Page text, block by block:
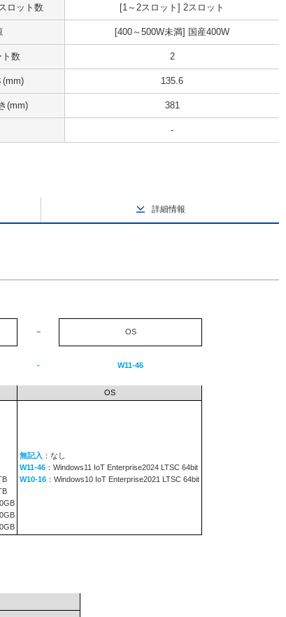
ロット数 [1～2スロット] 2スロット
[400～500W未満] 国産400W
ト数 2
(mm) 135.6
(mm) 381
-
詳細情報
− OS
- W11-46
OS
無記入 ：なし
W11-46 ：Windows11 IoT Enterprise2024 LTSC 64bit
W10-16 ：Windows10 IoT Enterprise2021 LTSC 64bit